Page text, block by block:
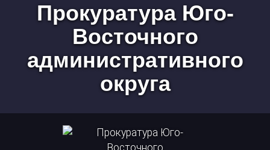
Прокуратура Юго-
Восточного
административного
округа